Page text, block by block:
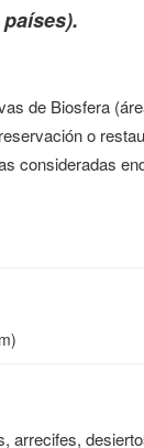
de Biosfera
o
consideradas
arrecifes,